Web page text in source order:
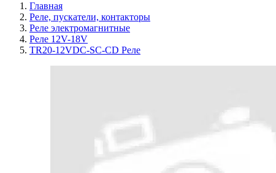
Главная
Реле, пускатели, контакторы
Реле электромагнитные
Реле 12V-18V
TR20-12VDC-SC-CD Реле